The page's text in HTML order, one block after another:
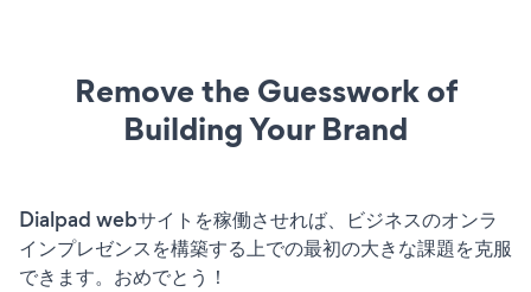
Remove the Guesswork of
Building Your Brand
Dialpad webサイトを稼働させれば、ビジネスのオンラ
インプレゼンスを構築する上での最初の大きな課題を克服
できます。おめでとう！